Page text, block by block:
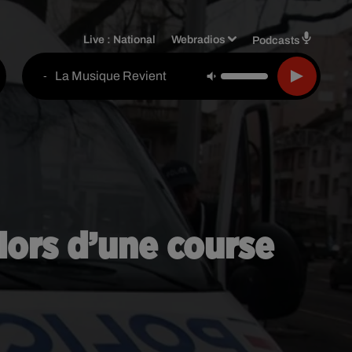
Live : National Webradios Podcasts
- La Musique Revient
d’une course